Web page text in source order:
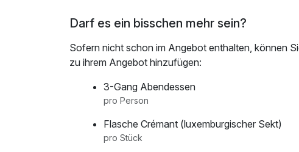
Darf es ein bisschen mehr sein?
Sofern nicht schon im Angebot enthalten, können
zu ihrem Angebot hinzufügen:
3-Gang Abendessen
pro Person
Flasche Crémant (luxemburgischer Sekt)
pro Stück